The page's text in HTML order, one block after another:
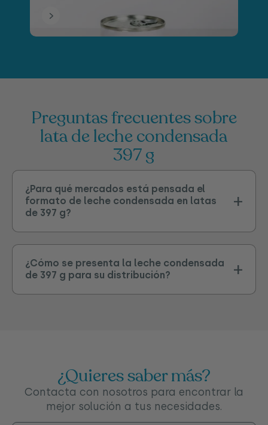
preguntas frecuentes sobre
lata de leche condensada
397 g
¿Para qué mercados está pensada el
formato de leche condensada en latas
de 397 g?
¿Cómo se presenta la leche condensada
de 397 g para su distribución?
¿Quieres saber más?
Contacta con nosotros para encontrar la
mejor solución a tus necesidades.